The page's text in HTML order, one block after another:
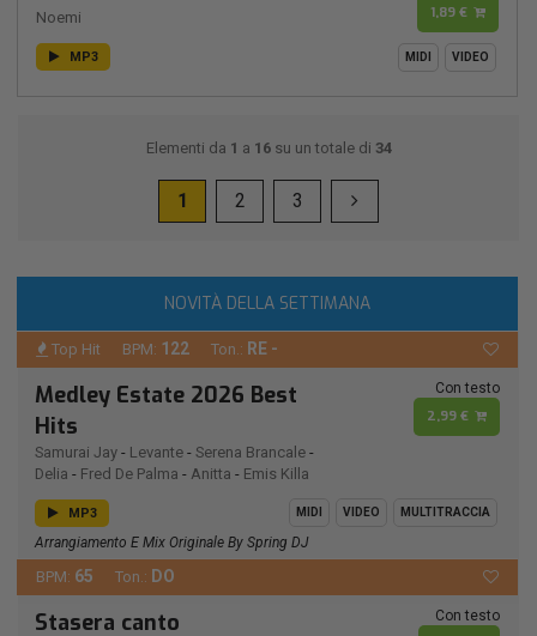
Noemi 1,89 €
MP3 MIDI VIDEO
Elementi da 1 a 16su un totale di 34
1 2 3
NOVITÀ DELLA SETTIMANA
Top Hit BPM: 122 Ton.: RE -
Medley Estate 2026 Best
Hits
Samurai Jay - Levante - Serena Brancale -
Delia - Fred De Palma - Anitta - Emis Killa
Con testo
2,99 €
MP3 MIDI VIDEO MULTITRACCIA
Arrangiamento E Mix Originale By Spring DJ
BPM: 65 Ton.: DO
Stasera canto Con testo